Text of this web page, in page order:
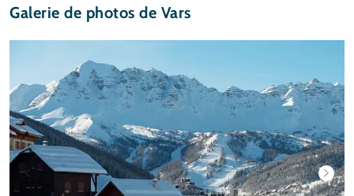
Galerie de photos de Vars